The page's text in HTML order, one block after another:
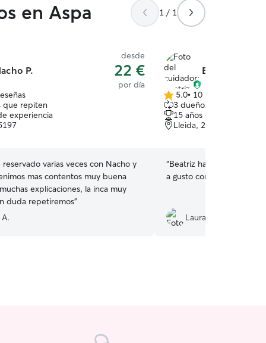
en Aspa 1 / 1
P.
desde
22 €
por día
que repiten
experiencia
reservado varias veces con Nacho y
mas contentos muy buena
explicaciones, la inca muy
duda repetiremos”
Beatriz B.
5.0
de
5
estrellas
5.0• 10 reseñas
3 dueños que repiten
15 años de experiencia
Lleida, 25001
“Beatriz ha sido muy
a gusto con ella.
Laura M.